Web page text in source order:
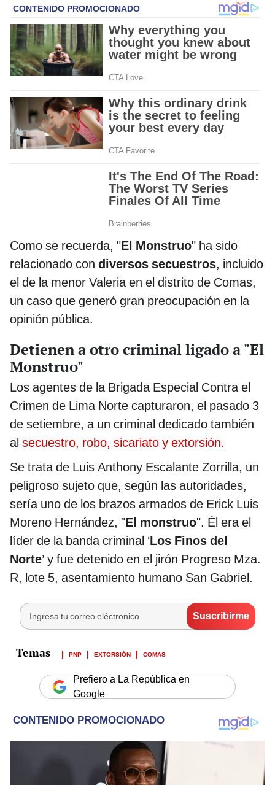
Como se recuerda, "El Monstruo" ha sido
relacionado con diversos secuestros, incluido
el de la menor Valeria en el distrito de Comas,
un caso que generó gran preocupación en la
opinión pública.
Detienen a otro criminal ligado a "El
Monstruo"
Los agentes de la Brigada Especial Contra el
Crimen de Lima Norte capturaron, el pasado 3
de setiembre, a un criminal dedicado también
al secuestro, robo, sicariato y extorsión.
Se trata de Luis Anthony Escalante Zorrilla, un
peligroso sujeto que, según las autoridades,
sería uno de los brazos armados de Erick Luis
Moreno Hernández, "El monstruo". Él era el
líder de la banda criminal ‘Los Finos del
Norte’ y fue detenido en el jirón Progreso Mza.
R, lote 5, asentamiento humano San Gabriel.
PNP EXTORSIÓN COMAS
Prefiero a La República en
Google